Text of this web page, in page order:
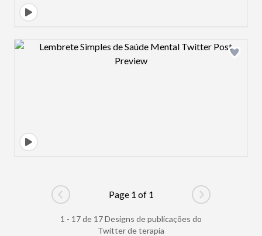
Design preview image
Go to previous page
Page 1 of 1
Go to next
1 - 17 de 17 Designs de publicações do
Twitter de terapia